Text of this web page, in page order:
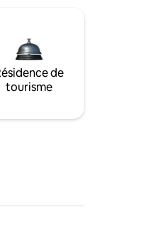
de
tourisme